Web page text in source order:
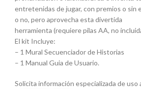
entretenidas de jugar, con premios o sin
o no, pero aprovecha esta divertida
herramienta (requiere pilas AA, no
El kit Incluye:
– 1 Mural Secuenciador de Historias
– 1 Manual Guia de Usuario.
Solicita información especializada de uso